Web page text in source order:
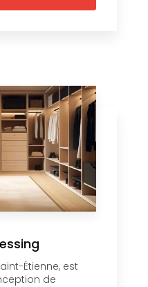
Étienne, est
de